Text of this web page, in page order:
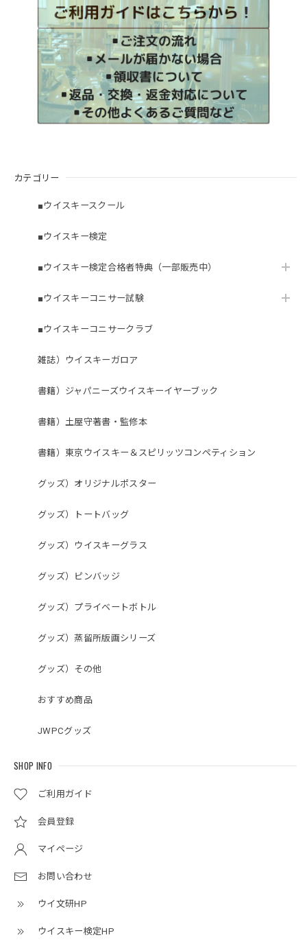
カテゴリー
■ウイスキースクール
■ウイスキー検定
■ウイスキー検定合格者特典（一部販売中）
■ウイスキーコニサー試験
■ウイスキーコニサークラブ
雑誌）ウイスキーガロア
書籍）ジャパニーズウイスキーイヤーブック
書籍）土屋守著書・監修本
書籍）東京ウイスキー＆スピリッツコンペティション
グッズ）オリジナルポスター
グッズ）トートバッグ
グッズ）ウイスキーグラス
グッズ）ピンバッジ
グッズ）プライベートボトル
グッズ）蒸留所版画シリーズ
グッズ）その他
おすすめ商品
JWPCグッズ
SHOP INFO
ご利用ガイド
会員登録
マイページ
お問い合わせ
ウイ文研HP
ウイスキー検定HP